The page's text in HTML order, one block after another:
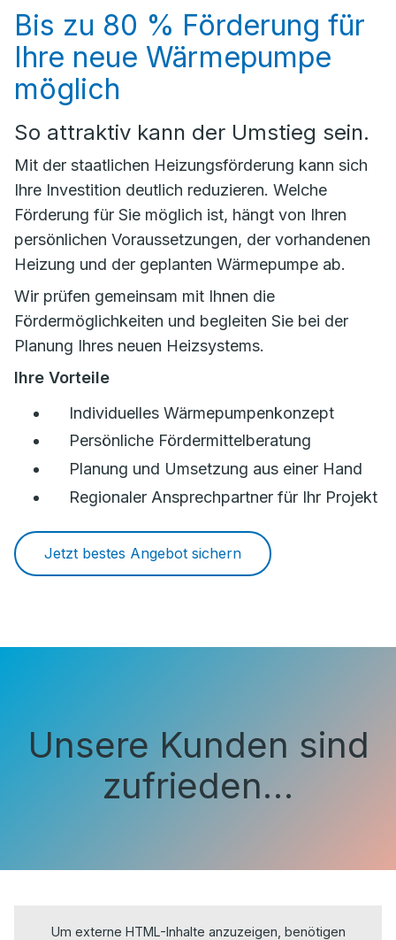
Bis zu 80 % Förderung für
Ihre neue Wärmepumpe
möglich
So attraktiv kann der Umstieg sein.
Mit der staatlichen Heizungsförderung kann sich
Ihre Investition deutlich reduzieren. Welche
Förderung für Sie möglich ist, hängt von Ihren
persönlichen Voraussetzungen, der vorhandenen
Heizung und der geplanten Wärmepumpe ab.
Wir prüfen gemeinsam mit Ihnen die
Fördermöglichkeiten und begleiten Sie bei der
Planung Ihres neuen Heizsystems.
Ihre Vorteile
Individuelles Wärmepumpenkonzept
Persönliche Fördermittelberatung
Planung und Umsetzung aus einer Hand
Regionaler Ansprechpartner für Ihr Projekt
Jetzt bestes Angebot sichern
Unsere Kunden sind
zufrieden…
Um externe HTML-Inhalte anzuzeigen, benötigen